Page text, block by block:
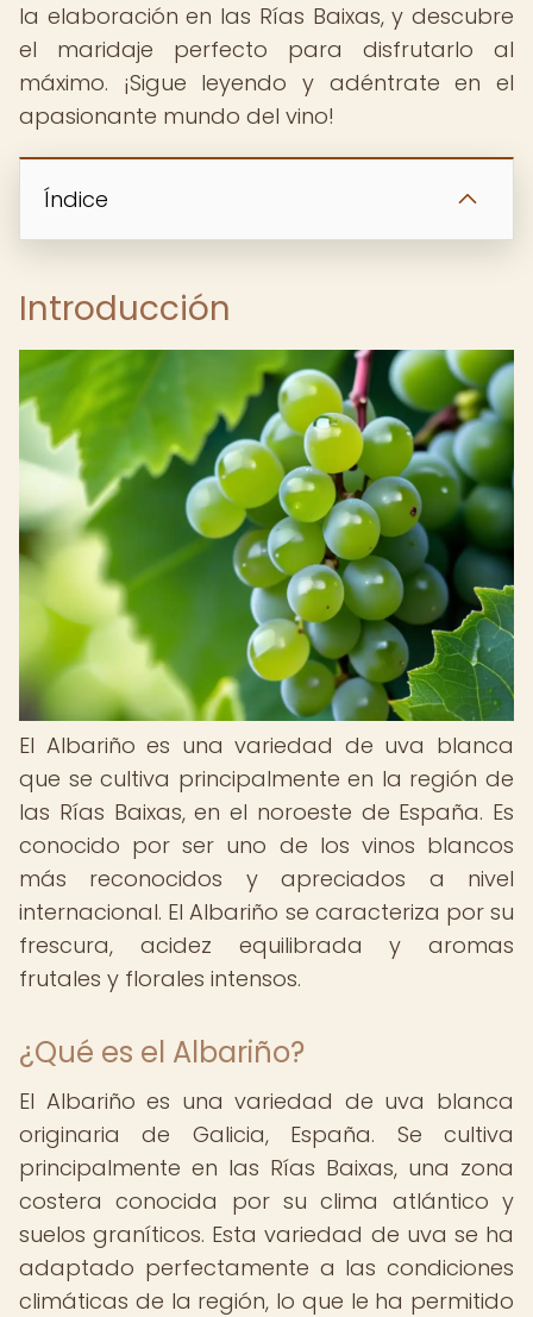
la elaboración en las Rías Baixas, y descubre
el maridaje perfecto para disfrutarlo al
máximo. ¡Sigue leyendo y adéntrate en el
apasionante mundo del vino!
Índice
Introducción
El Albariño es una variedad de uva blanca
que se cultiva principalmente en la región de
las Rías Baixas, en el noroeste de España. Es
conocido por ser uno de los vinos blancos
más reconocidos y apreciados a nivel
internacional. El Albariño se caracteriza por su
frescura, acidez equilibrada y aromas
frutales y florales intensos.
¿Qué es el Albariño?
El Albariño es una variedad de uva blanca
originaria de Galicia, España. Se cultiva
principalmente en las Rías Baixas, una zona
costera conocida por su clima atlántico y
suelos graníticos. Esta variedad de uva se ha
adaptado perfectamente a las condiciones
climáticas de la región, lo que le ha permitido